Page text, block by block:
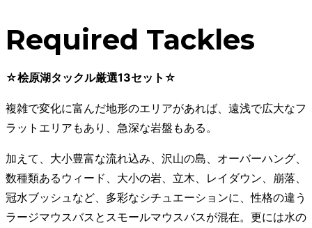
Required Tackles
☆桧原湖タックル厳選13セット☆
複雑で変化に富んだ地形のエリアがあれば、遠浅で広大なフ
ラットエリアもあり、急深な岩盤もある。
加えて、大小豊富な流れ込み、沢山の島、オーバーハング、
数種類あるウィード、大小の岩、立木、レイダウン、崩落、
冠水ブッシュなど、多彩なシチュエーションに、性格の違う
ラージマウスバスとスモールマウスバスが混在。更には水の